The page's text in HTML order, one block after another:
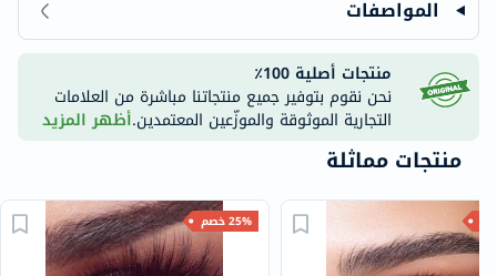
المواصفات
منتجات أصلية 100٪
نحن نقوم بتوفير جميع منتجاتنا مباشرة من العلامات
التجارية الموثوقة والموزّعين المعتمدين.أظهر المزيد
منتجات مماثلة
25% خصم